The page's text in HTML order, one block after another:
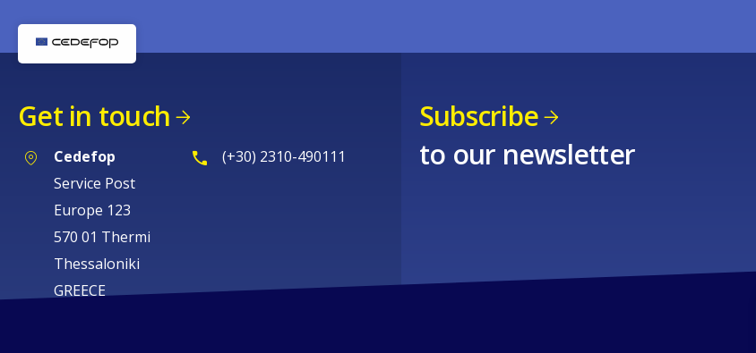
Get in touch
Cedefop
Service Post
Europe 123
570 01 Thermi
Thessaloniki
GREECE
(+30) 2310-490111
Subscribe
to our newsletter